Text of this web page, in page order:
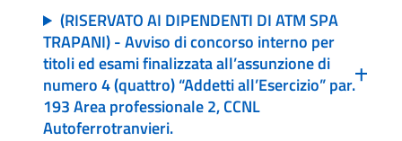
(RISERVATO AI DIPENDENTI DI ATM SPA
TRAPANI) - Avviso di concorso interno per
titoli ed esami finalizzata all’assunzione di
numero 4 (quattro) “Addetti all’Esercizio” par.
193 Area professionale 2, CCNL
Autoferrotranvieri.